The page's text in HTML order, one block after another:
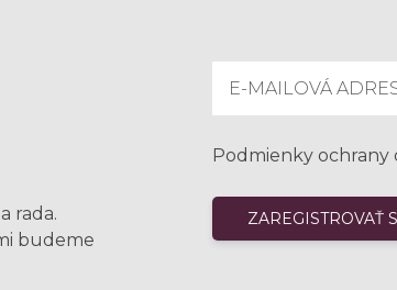
rada.
budeme
Podmienky ochrany